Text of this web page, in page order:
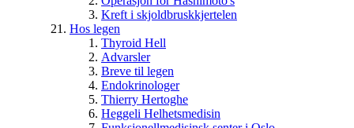
Kreft i skjoldbruskkjertelen
Hos legen
Thyroid Hell
Advarsler
Breve til legen
Endokrinologer
Thierry Hertoghe
Heggeli Helhetsmedisin